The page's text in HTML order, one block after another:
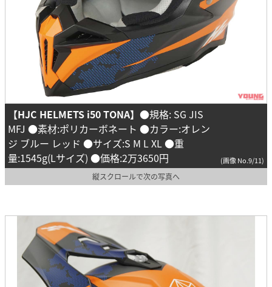
【HJC HELMETS i50 TONA】 ●規格: SG JIS
MFJ ●素材:ポリカーボネート ●カラー:オレン
ジ ブルー レッド ●サイズ:S M L XL ●重
量:1545g(Lサイズ) ●価格:2万3650円
(画像 No.9/11)
縦スクロールで次の写真へ